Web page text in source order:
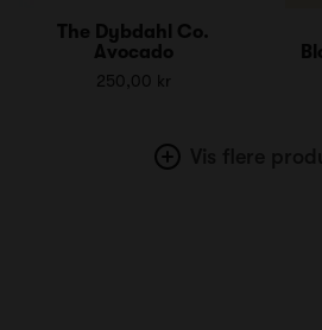
The Dybdahl Co.
Avocado
250,00 kr